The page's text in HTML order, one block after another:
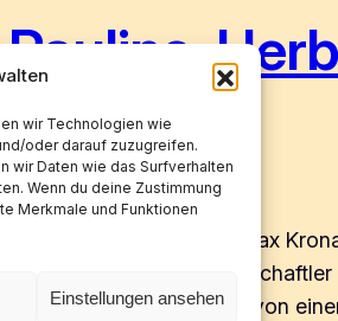
wir Technologien wie
oder darauf zuzugreifen.
wir Daten wie das Surfverhalten
Wenn du deine Zustimmung
Merkmale und Funktionen
Einstellungen ansehen
und Theologen Max
hält der Filmwissenschaftler
Dom gefolgt von